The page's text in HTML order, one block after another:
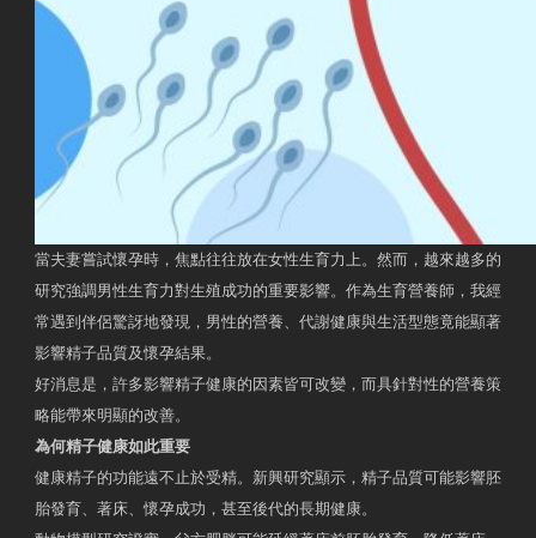
當夫妻嘗試懷孕時，焦點往往放在女性生育力上。然而，越來越多的
研究強調男性生育力對生殖成功的重要影響。作為生育營養師，我經
常遇到伴侶驚訝地發現，男性的營養、代謝健康與生活型態竟能顯著
影響精子品質及懷孕結果。
好消息是，許多影響精子健康的因素皆可改變，而具針對性的營養策
略能帶來明顯的改善。
為何精子健康如此重要
健康精子的功能遠不止於受精。新興研究顯示，精子品質可能影響胚
胎發育、著床、懷孕成功，甚至後代的長期健康。